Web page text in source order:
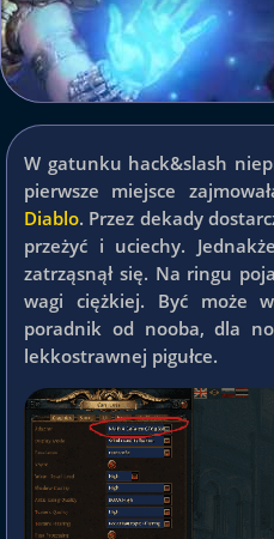
W gatunku hack&slash
pierwsze miejsce
Diablo. Przez dekady
przeżyć i uciechy.
zatrząsnął się. Na ringu
wagi ciężkiej. Być może
poradnik od nooba, dla
lekkostrawnej pigułce.